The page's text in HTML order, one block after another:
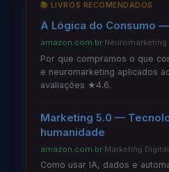
📚 LIVROS RECOMENDADOS
A Lógica do Consumo
amazon.com.br·Neuromarketing
Por que compramos o que
e neuromarketing aplicados
avaliações ★4.6.
Marketing 5.0 —
humanidade
amazon.com.br·Marketing Digital
Como usar IA, dados e